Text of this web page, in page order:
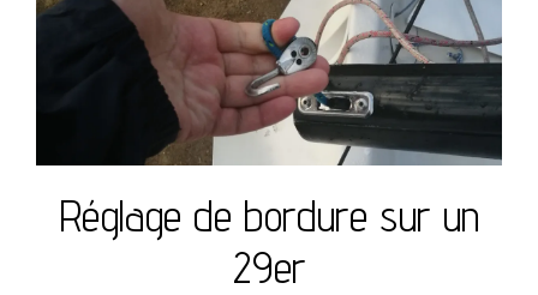
Réglage de bordure sur un
29er